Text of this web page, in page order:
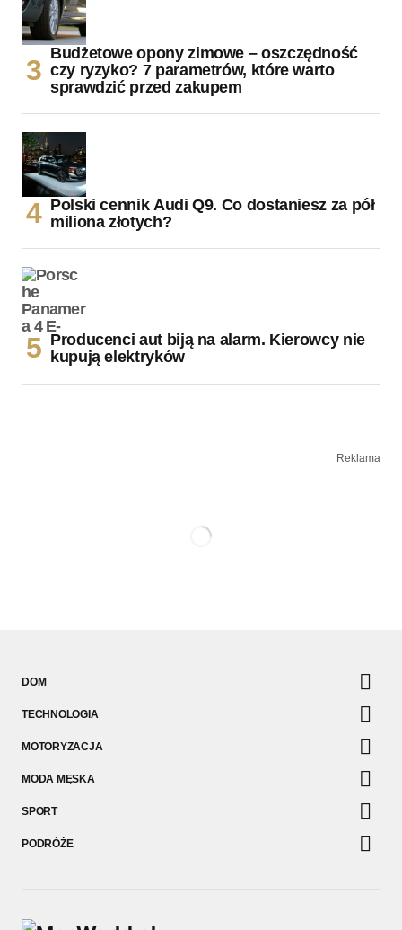
Budżetowe opony zimowe – oszczędność
czy ryzyko? 7 parametrów, które warto
sprawdzić przed zakupem
Polski cennik Audi Q9. Co dostaniesz za pół
miliona złotych?
Producenci aut biją na alarm. Kierowcy nie
kupują elektryków
Reklama
DOM
TECHNOLOGIA
MOTORYZACJA
MODA MĘSKA
SPORT
PODRÓŻE